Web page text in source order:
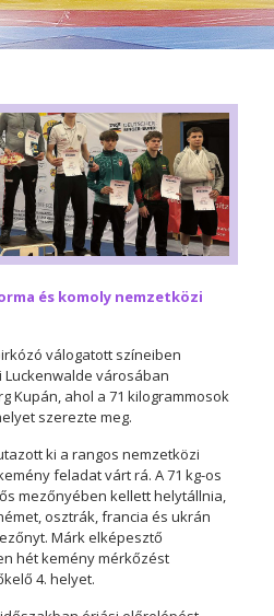
és komoly nemzetközi
válogatott színeiben
városában
Kupán, ahol a 71 kilogrammosok
szerezte meg.
ki a rangos nemzetközi
feladat várt rá. A 71 kg-os
mezőnyében kellett helytállnia,
osztrák, francia és ukrán
Márk elképesztő
hét kemény mérkőzést
4. helyet.